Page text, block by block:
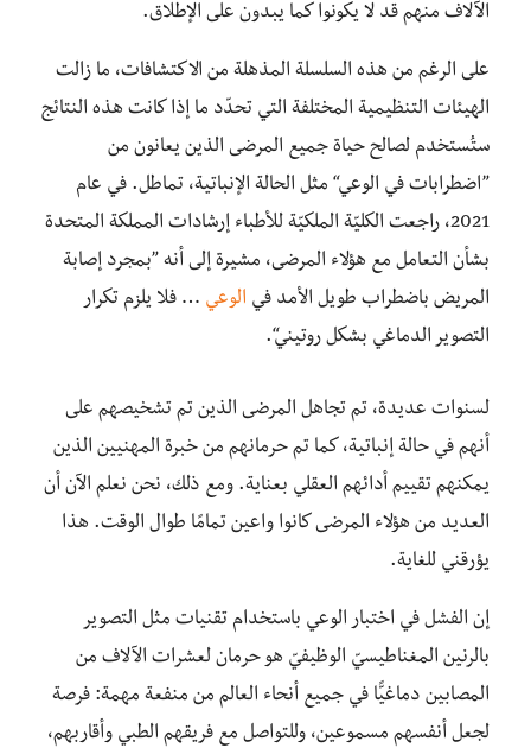
الآلاف منهم قد لا يكونوا كما يبدون على الإطلاق.
على الرغم من هذه السلسلة المذهلة من الاكتشافات، ما زالت
الهيئات التنظيمية المختلفة التي تحدّد ما إذا كانت هذه النتائج
ستُستخدم لصالح حياة جميع المرضى الذين يعانون من
”اضطرابات في الوعي“ مثل الحالة الإنباتية، تماطل. في عام
2021، راجعت الكليّة الملكيّة للأطباء إرشادات المملكة المتحدة
بشأن التعامل مع هؤلاء المرضى، مشيرة إلى أنه ”بمجرد إصابة
المريض باضطراب طويل الأمد في الوعي … فلا يلزم تكرار
التصوير الدماغي بشكل روتيني“.
لسنوات عديدة، تم تجاهل المرضى الذين تم تشخيصهم على
أنهم في حالة إنباتية، كما تم حرمانهم من خبرة المهنيين الذين
يمكنهم تقييم أدائهم العقلي بعناية. ومع ذلك، نحن نعلم الآن أن
العديد من هؤلاء المرضى كانوا واعين تمامًا طوال الوقت. هذا
يؤرقني للغاية.
إن الفشل في اختبار الوعي باستخدام تقنيات مثل التصوير
بالرنين المغناطيسيّ الوظيفيّ هو حرمان لعشرات الآلاف من
المصابين دماغيًّا في جميع أنحاء العالم من منفعة مهمة: فرصة
لجعل أنفسهم مسموعين، وللتواصل مع فريقهم الطبي وأقاربهم،